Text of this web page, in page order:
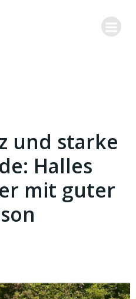
und starke
Halles
mit guter